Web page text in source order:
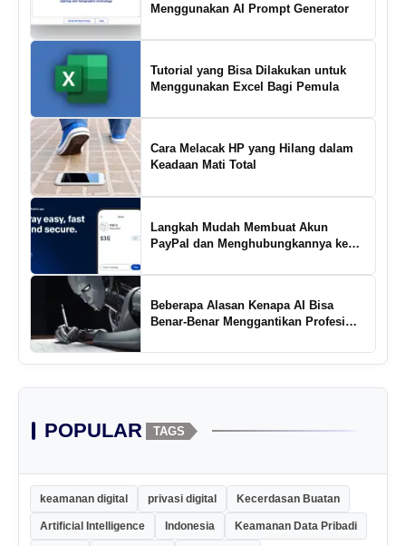
Menggunakan AI Prompt Generator
Tutorial yang Bisa Dilakukan untuk
Menggunakan Excel Bagi Pemula
Cara Melacak HP yang Hilang dalam
Keadaan Mati Total
Langkah Mudah Membuat Akun
PayPal dan Menghubungkannya ke
Beberapa Alasan Kenapa AI Bisa
Benar-Benar Menggantikan Profesi
POPULAR TAGS
keamanan digital privasi digital Kecerdasan Buatan
Artificial Intelligence Indonesia Keamanan Data Pribadi